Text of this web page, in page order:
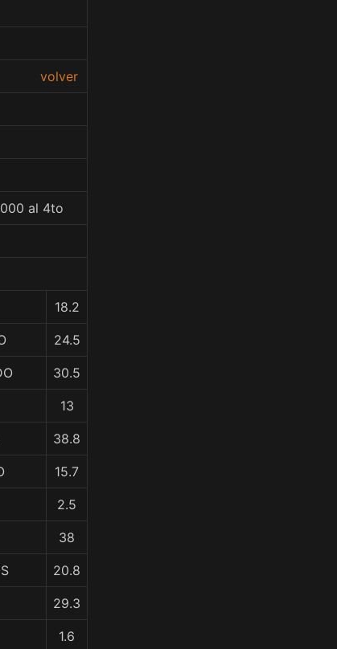
volver
al 4to
18.2
24.5
30.5
13
38.8
15.7
2.5
38
20.8
29.3
1.6